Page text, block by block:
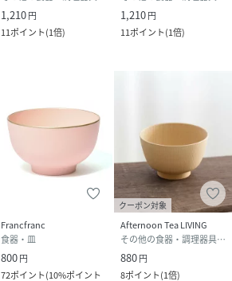
1,210円
11ポイント(1倍)
1,210円
11ポイント(1倍)
Francfranc
食器・皿
800円
72ポイント(10%ポイント
クーポン対象
Afternoon Tea LIVING
その他の食器・調理器具・キッチン用品
880円
8ポイント(1倍)